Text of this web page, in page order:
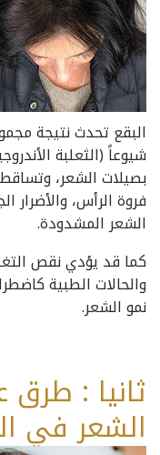
البقع تحدث نتيجة
شيوعاً (الثعلبة
بصيلات الشعر، وتساقط
فروة الرأس،
الشعر المشدودة.
كما قد يؤدي نقص
والحالات الطبية
نمو الشعر.
ثانيا : طرق
الشعر في